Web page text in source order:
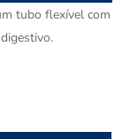
tubo flexível com